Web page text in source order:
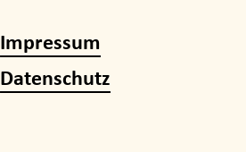
Impressum
Datenschutz